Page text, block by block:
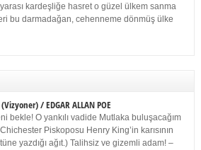
kardeşliğe hasret o güzel ülkem sanma
bu darmadağan, cehenneme dönmüş ülke
/ EDGAR ALLAN POE
bekle! O yankılı vadide Mutlaka buluşacağım
Piskoposu Henry King’in karısının
yazdığı ağıt.) Talihsiz ve gizemli adam! –